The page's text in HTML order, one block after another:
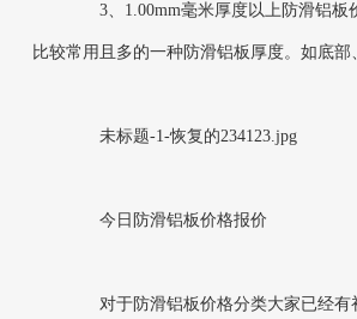
3、1.00mm毫米厚度以上防滑铝板
比较常用且多的一种防滑铝板厚度。如底
未标题-1-恢复的234123.jpg
今日防滑铝板价格报价
对于防滑铝板价格分类大家已经有初